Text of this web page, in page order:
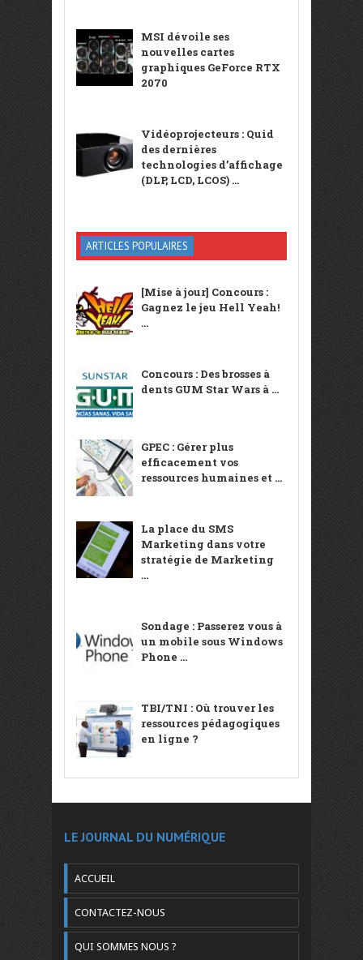
MSI dévoile ses
nouvelles cartes
graphiques GeForce RTX
2070
Vidéoprojecteurs : Quid
des dernières
technologies d’affichage
(DLP, LCD, LCOS) ...
ARTICLES POPULAIRES
[Mise à jour] Concours :
Gagnez le jeu Hell Yeah!
...
Concours : Des brosses à
dents GUM Star Wars à ...
GPEC : Gérer plus
efficacement vos
ressources humaines et ...
La place du SMS
Marketing dans votre
stratégie de Marketing
...
Sondage : Passerez vous à
un mobile sous Windows
Phone ...
TBI/TNI : Où trouver les
ressources pédagogiques
en ligne ?
LE JOURNAL DU NUMÉRIQUE
ACCUEIL
CONTACTEZ-NOUS
QUI SOMMES NOUS ?